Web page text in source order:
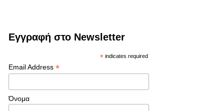
Εγγραφή στο Newsletter
* indicates required
Email Address *
Όνομα